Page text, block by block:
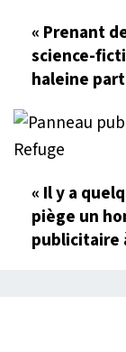
« Prenant
science-
haleine
« Il y a
piège un
publicitaire